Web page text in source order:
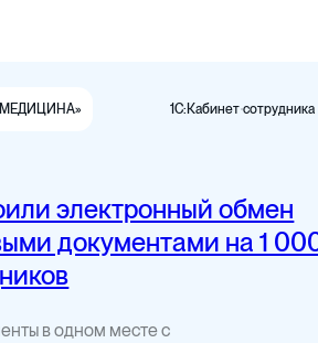
1С:Кабинет сотрудника
электронный обмен
документами на 1
в одном месте с